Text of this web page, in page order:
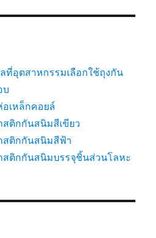
ที่อุตสาหกรรมเลือกใช้ถุงกัน
บ
เหล็กคอยล์
สติกกันสนิมสีเขียว
สติกกันสนิมสีฟ้า
สติกกันสนิมบรรจุชิ้นส่วนโลหะ